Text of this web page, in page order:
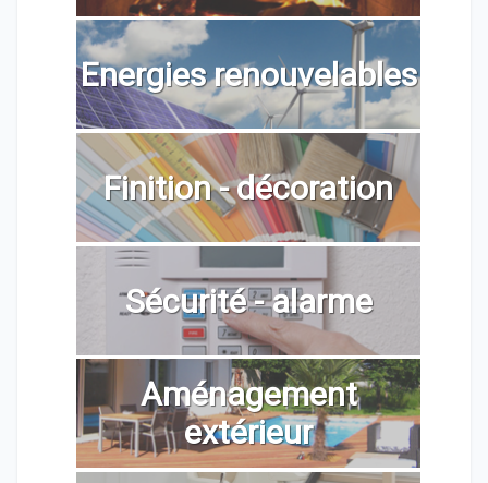
Energies renouvelables
Finition - décoration
Sécurité - alarme
Aménagement
extérieur